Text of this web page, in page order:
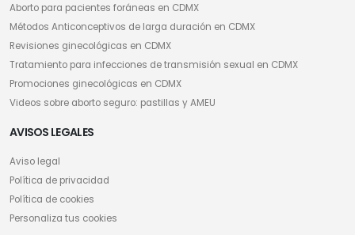
Aborto para pacientes foráneas en CDMX
Métodos Anticonceptivos de larga duración en CDMX
Revisiones ginecológicas en CDMX
Tratamiento para infecciones de transmisión sexual en CDMX
Promociones ginecológicas en CDMX
Videos sobre aborto seguro: pastillas y AMEU
AVISOS LEGALES
Aviso legal
Política de privacidad
Política de cookies
Personaliza tus cookies